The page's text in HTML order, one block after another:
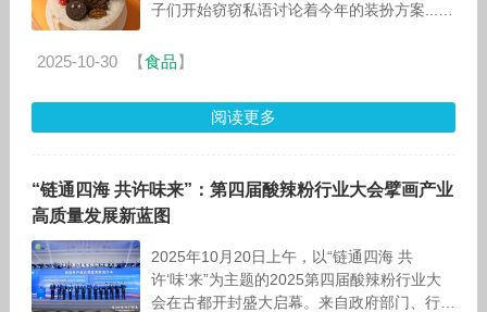
子们开始窃窃私语讨论着今年的装扮方案...一
节，正悄然临近。这是一个允许甚
2025-10-30 【食品】
阅读更多
“链通四海 共许味来”：第四届酸辣粉行业大会擘画产业
高质量发展新蓝图
2025年10月20日上午，以“链通四海 共
许‘味’来”为主题的2025第四届酸辣粉行业大
会在古都开封盛大启幕。来自政府部门、行业